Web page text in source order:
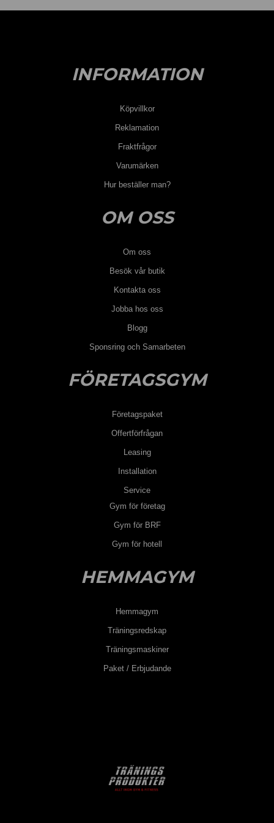
INFORMATION
Köpvillkor
Reklamation
Fraktfrågor
Varumärken
Hur beställer man?
OM OSS
Om oss
Besök vår butik
Kontakta oss
Jobba hos oss
Blogg
Sponsring och Samarbeten
FÖRETAGSGYM
Företagspaket
Offertförfrågan
Leasing
Installation
Service
Gym för företag
Gym för BRF
Gym för hotell
HEMMAGYM
Hemmagym
Träningsredskap
Träningsmaskiner
Paket / Erbjudande